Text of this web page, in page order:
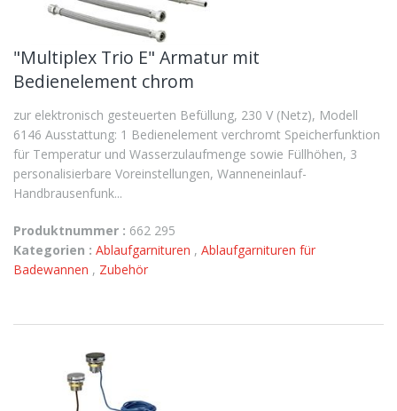
"Multiplex Trio E" Armatur mit
Bedienelement chrom
zur elektronisch gesteuerten Befüllung, 230 V (Netz), Modell
6146 Ausstattung: 1 Bedienelement verchromt Speicherfunktion
für Temperatur und Wasserzulaufmenge sowie Füllhöhen, 3
personalisierbare Voreinstellungen, Wanneneinlauf-
Handbrausenfunk...
Produktnummer : 662 295
Kategorien : Ablaufgarnituren , Ablaufgarnituren für
Badewannen , Zubehör